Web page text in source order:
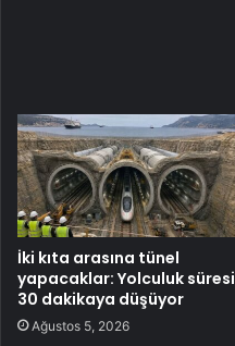
İki kıta arasına tünel
yapacaklar: Yolculuk süresi
30 dakikaya düşüyor
Ağustos 5, 2026